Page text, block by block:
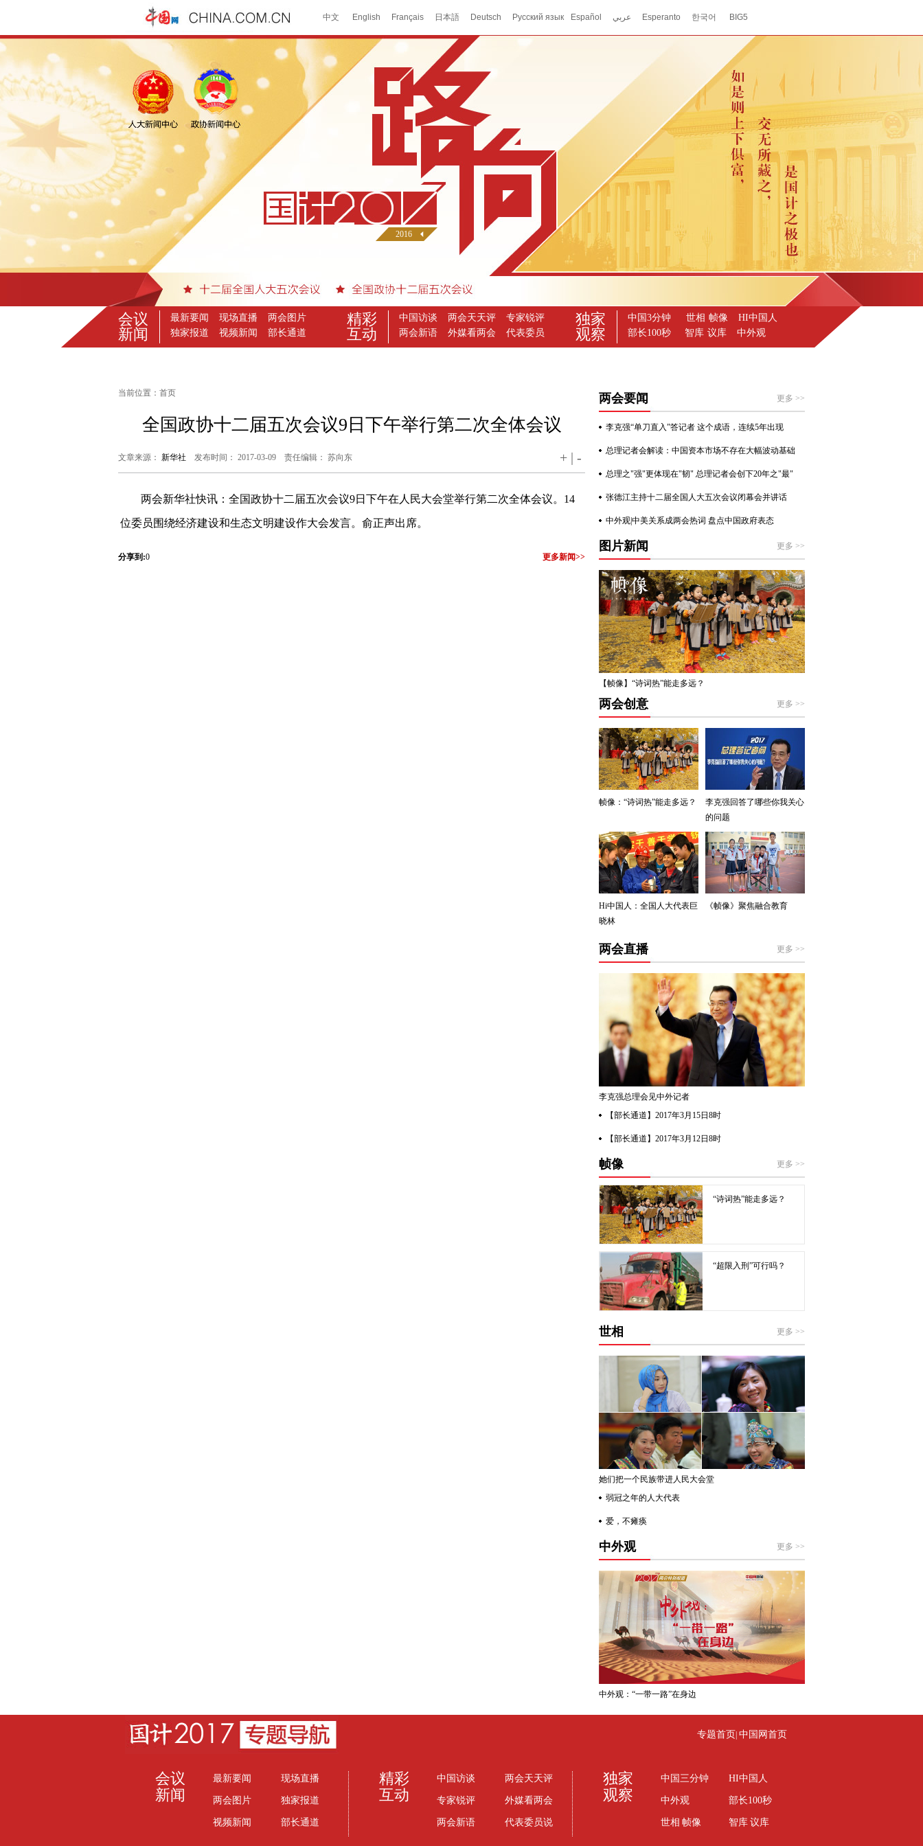
当前位置： 首页
全国政协十二届五次会议9日下午举行第二次全体会议
文章来源： 新华社 发布时间： 2017-03-09 责任编辑： 苏向东 + | -
两会新华社快讯：全国政协十二届五次会议9日下午在人民大会堂举行第二次全体会议。14
位委员围绕经济建设和生态文明建设作大会发言。俞正声出席。
更多新闻>>
分享到:0